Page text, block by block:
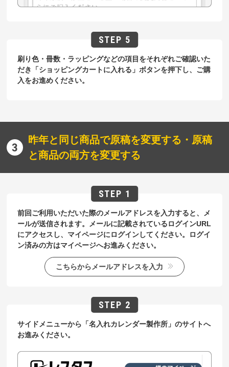
刷り色・冊数・ラッピングなどの項目をそれぞれご確認いた
だき「ショッピングカートに入れる」ボタンを押下し、ご購
入をお進めください。
昨年と同じ商品で原稿を変更する・原稿
と商品の両方を変更する
前回ご利用いただいた際のメールアドレスを入力すると、メ
ールが送信されます。メールに記載されているログインURL
にアクセスし、マイページにログインしてください。ログイ
ン済みの方はマイページへお進みください。
こちらからメールアドレスを入力
サイドメニューから「名入れカレンダー製作所」のサイトへ
お進みください。